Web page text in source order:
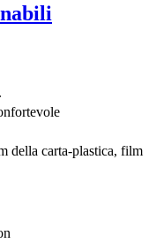
della carta-plastica, film